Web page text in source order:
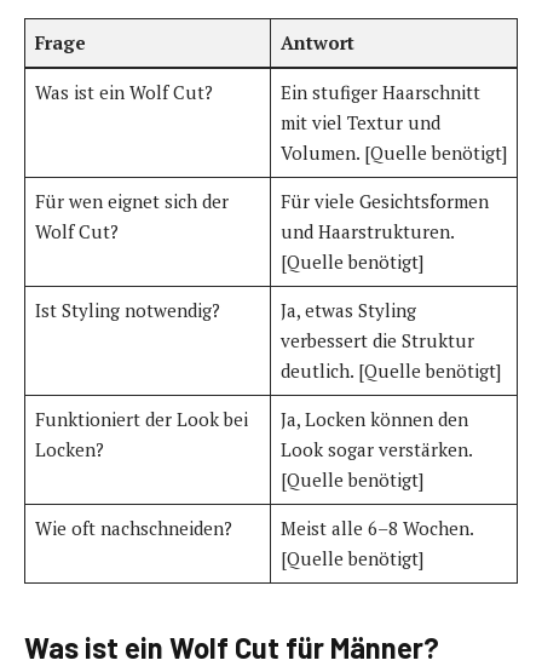
Frage Antwort
Was ist ein Wolf Cut?
Ein stufiger Haarschnitt
mit viel Textur und
Volumen. [Quelle benötigt]
Für wen eignet sich der
Wolf Cut?
Für viele Gesichtsformen
und Haarstrukturen.
[Quelle benötigt]
Ist Styling notwendig?
Ja, etwas Styling
verbessert die Struktur
deutlich. [Quelle benötigt]
Funktioniert der Look bei
Locken?
Ja, Locken können den
Look sogar verstärken.
[Quelle benötigt]
Wie oft nachschneiden?
Meist alle 6–8 Wochen.
[Quelle benötigt]
Was ist ein Wolf Cut für Männer?